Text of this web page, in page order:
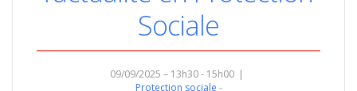
Sociale
09/09/2025 – 13h30 - 15h00
Protection sociale